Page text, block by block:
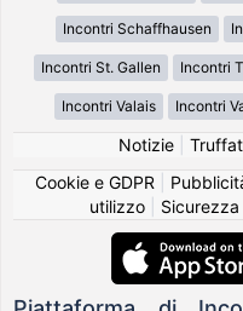
Incontri Schaffhausen
Incontri St. Gallen Incontri
Incontri Valais Incontri
Notizie|
Cookie e GDPR
utilizzo|